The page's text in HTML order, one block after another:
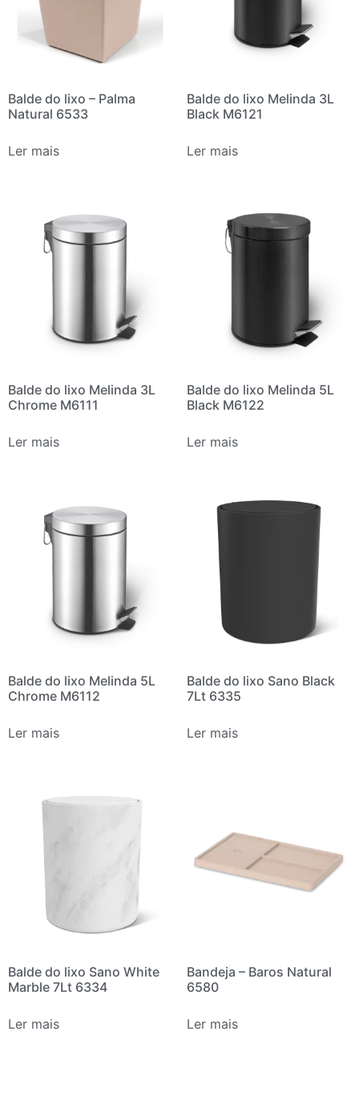
Balde do lixo – Palma
Natural 6533
Ler mais
Balde do lixo Melinda 3L
Black M6121
Ler mais
Balde do lixo Melinda 3L
Chrome M6111
Ler mais
Balde do lixo Melinda 5L
Black M6122
Ler mais
Balde do lixo Melinda 5L
Chrome M6112
Ler mais
Balde do lixo Sano Black
7Lt 6335
Ler mais
Balde do lixo Sano White
Marble 7Lt 6334
Ler mais
Bandeja – Baros Natural
6580
Ler mais